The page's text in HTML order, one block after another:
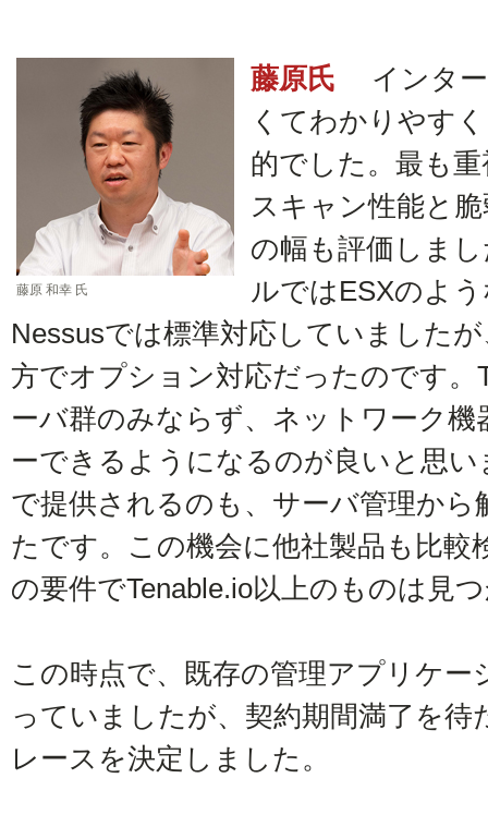
藤原 和幸 氏
藤原氏
インター
くてわかりやす
的でした。最も
スキャン性能と
の幅も評価しま
ルではESXのよ
Nessusでは標準対応していました
方でオプション対応だったのです。
ーバ群のみならず、ネットワーク
ーできるようになるのが良いと思
で提供されるのも、サーバ管理か
たです。この機会に他社製品も比較
の要件でTenable.io以上のものは見
この時点で、既存の管理アプリケ
っていましたが、契約期間満了を待
レースを決定しました。